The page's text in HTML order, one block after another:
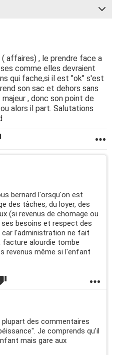
( affaires) , le prendre face a
comme elles devraient
qui fache,si il est "ok" s'est
son sac et dehors sans
, donc son point de
alors il part. Salutations
bernard l'orsqu'on est
des tâches, du loyer, des
(si revenus de chomage ou
besoins et respect des
l'administration ne fait
facture alourdie tombe
revenus même si l'enfant
des commentaires
Je comprends qu'il
mais gare aux